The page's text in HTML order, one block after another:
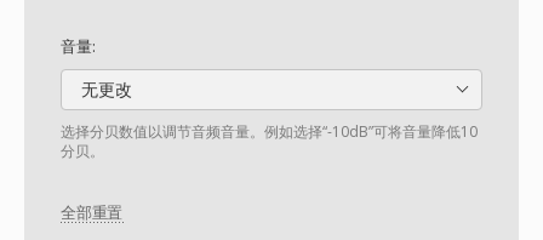
音量:
无更改
选择分贝数值以调节音频音量。例如选择“-10dB”可将音量降低10
分贝。
全部重置